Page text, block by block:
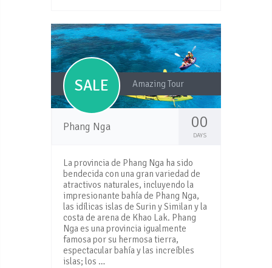
SALE Amazing Tour
Phang Nga 00
DAYS
La provincia de Phang Nga ha sido
bendecida con una gran variedad de
atractivos naturales, incluyendo la
impresionante bahía de Phang Nga,
las idílicas islas de Surin y Similan y la
costa de arena de Khao Lak. Phang
Nga es una provincia igualmente
famosa por su hermosa tierra,
espectacular bahía y las increíbles
islas; los …